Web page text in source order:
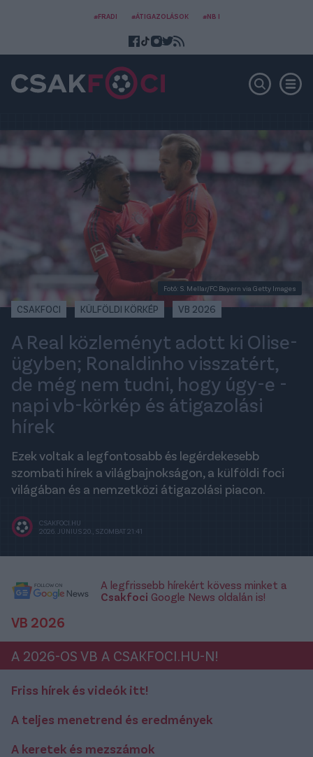
#FRADI #ÁTIGAZOLÁSOK #NB I
Fotó: S. Mellar/FC Bayern via Getty Images
CSAKFOCI KÜLFÖLDI KÖRKÉP VB 2026
A Real közleményt adott ki Olise-
ügyben; Ronaldinho visszatért,
de még nem tudni, hogy úgy-e -
napi vb-körkép és átigazolási
hírek
Ezek voltak a legfontosabb és legérdekesebb
szombati hírek a világbajnokságon, a külföldi foci
világában és a nemzetközi átigazolási piacon.
CSAKFOCI.HU
2026. JÚNIUS 20., SZOMBAT 21:41
A legfrissebb hírekért kövess minket a
Csakfoci Google News oldalán is!
VB 2026
A 2026-OS VB A CSAKFOCI.HU-N!
Friss hírek és videók itt!
A teljes menetrend és eredmények
A keretek és mezszámok